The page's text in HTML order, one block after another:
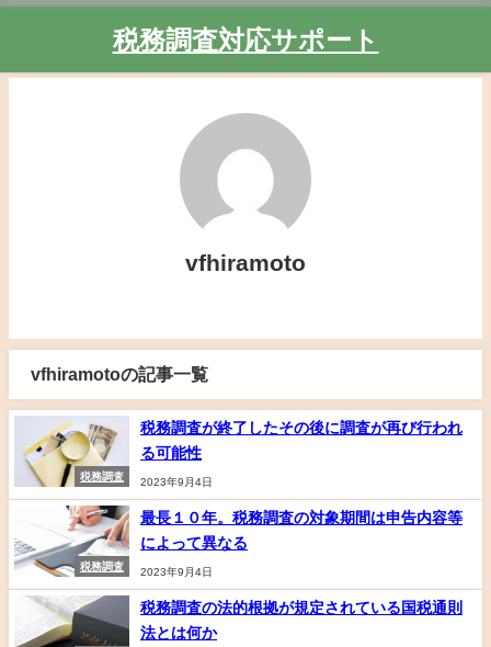
税務調査対応サポート
vfhiramoto
vfhiramotoの記事一覧
税務調査
税務調査が終了したその後に調査が再び行われ
る可能性
2023年9月4日
税務調査
最長１０年。税務調査の対象期間は申告内容等
によって異なる
2023年9月4日
税務調査の法的根拠が規定されている国税通則
法とは何か